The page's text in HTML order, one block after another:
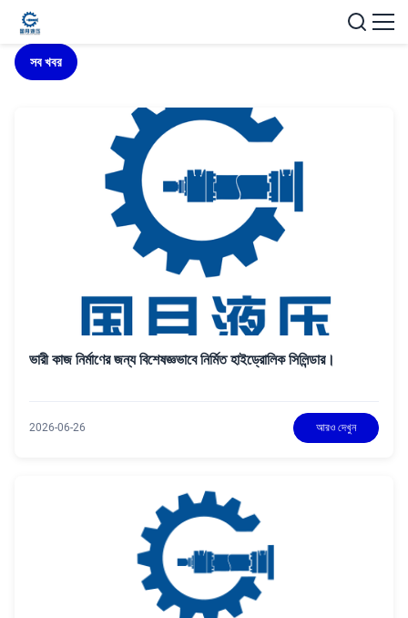
সব খবর
ভারী কাজ নির্মাণের জন্য বিশেষজ্ঞভাবে নির্মিত হাইড্রোলিক সিলিন্ডার।
2026-06-26 আরও দেখুন